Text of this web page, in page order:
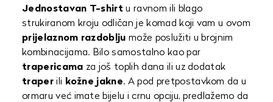
Jednostavan T-shirt u ravnom ili blago
strukiranom kroju odličan je komad koji vam u ovom
prijelaznom razdoblju može poslužiti u brojnim
kombinacijama. Bilo samostalno kao par
trapericama za još toplih dana ili uz dodatak
traperili kožne jakne. A pod pretpostavkom da u
ormaru već imate bijelu i crnu opciju, predlažemo da